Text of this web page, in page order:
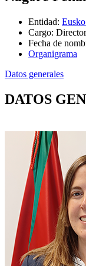
Entidad:
Cargo:
Fecha de
Organigrama
Datos generales
DATOS